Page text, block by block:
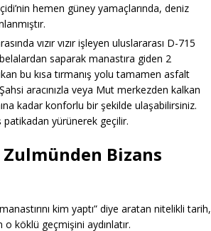
hemen güney yamaçlarında, deniz
vızır vızır işleyen uluslararası D-715
saparak manastıra giden 2
bu kısa tırmanış yolu tamamen asfalt
aracınızla veya Mut merkezden kalkan
kadar konforlu bir şekilde ulaşabilirsiniz.
patikadan yürünerek geçilir.
Zulmünden Bizans
kim yaptı” diye aratan nitelikli tarih,
köklü geçmişini aydınlatır.